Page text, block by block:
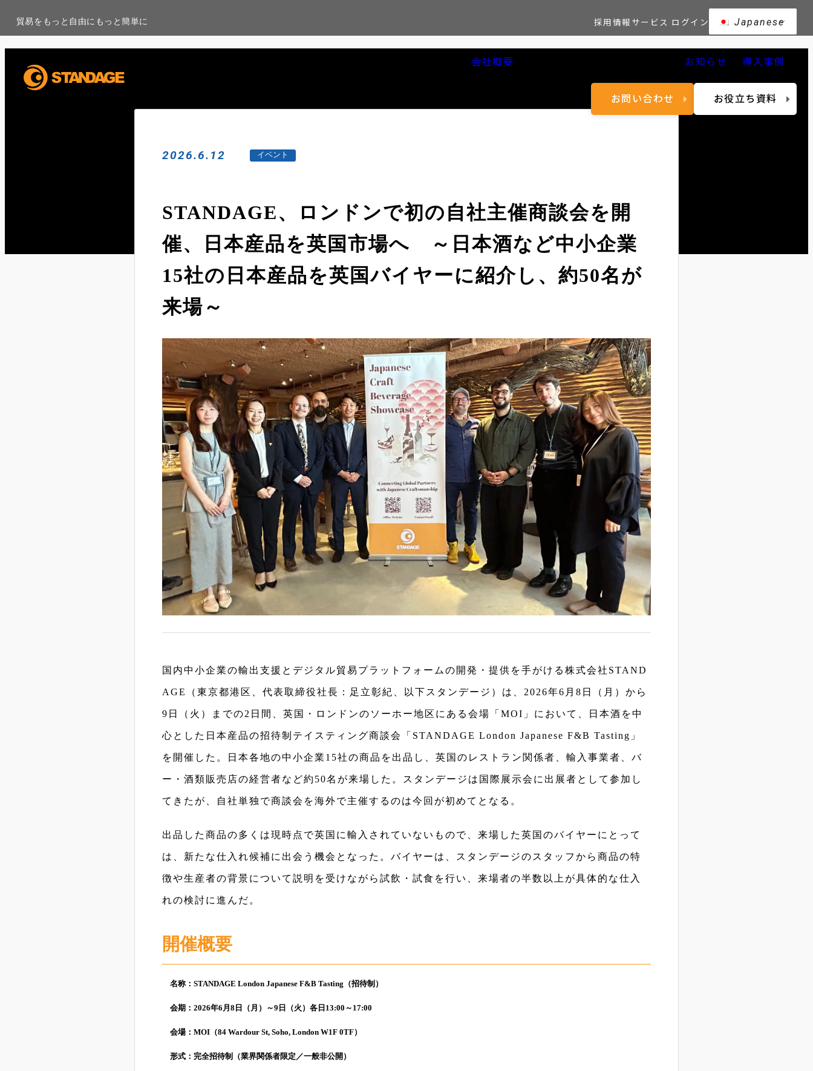
貿易をもっと自由にもっと簡単に 採用情報 サービス ログイン Japanese
会社概要 お知らせ 導入事例
お問い合わせ お役立ち資料
2026.6.12 イベント
STANDAGE、ロンドンで初の自社主催商談会を開
催、日本産品を英国市場へ ～日本酒など中小企業
15社の日本産品を英国バイヤーに紹介し、約50名が
来場～
国内中小企業の輸出支援とデジタル貿易プラットフォームの開発・提供を手がける株式会社STAND
AGE（東京都港区、代表取締役社長：足立彰紀、以下スタンデージ）は、2026年6月8日（月）から
9日（火）までの2日間、英国・ロンドンのソーホー地区にある会場「MOI」において、日本酒を中
心とした日本産品の招待制テイスティング商談会「STANDAGE London Japanese F&B Tasting」
を開催した。日本各地の中小企業15社の商品を出品し、英国のレストラン関係者、輸入事業者、バ
ー・酒類販売店の経営者など約50名が来場した。スタンデージは国際展示会に出展者として参加し
てきたが、自社単独で商談会を海外で主催するのは今回が初めてとなる。
出品した商品の多くは現時点で英国に輸入されていないもので、来場した英国のバイヤーにとって
は、新たな仕入れ候補に出会う機会となった。バイヤーは、スタンデージのスタッフから商品の特
徴や生産者の背景について説明を受けながら試飲・試食を行い、来場者の半数以上が具体的な仕入
れの検討に進んだ。
開催概要
名称：STANDAGE London Japanese F&B Tasting（招待制）
会期：2026年6月8日（月）～9日（火）各日13:00～17:00
会場：MOI（84 Wardour St, Soho, London W1F 0TF）
形式：完全招待制（業界関係者限定／一般非公開）